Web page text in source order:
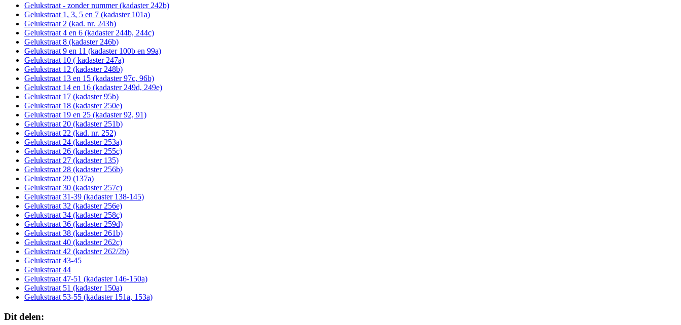
Gelukstraat - zonder nummer (kadaster 242b)
Gelukstraat 1, 3, 5 en 7 (kadaster 101a)
Gelukstraat 2 (kad. nr. 243b)
Gelukstraat 4 en 6 (kadaster 244b, 244c)
Gelukstraat 8 (kadaster 246b)
Gelukstraat 9 en 11 (kadaster 100b en 99a)
Gelukstraat 10 ( kadaster 247a)
Gelukstraat 12 (kadaster 248b)
Gelukstraat 13 en 15 (kadaster 97c, 96b)
Gelukstraat 14 en 16 (kadaster 249d, 249e)
Gelukstraat 17 (kadaster 95b)
Gelukstraat 18 (kadaster 250e)
Gelukstraat 19 en 25 (kadaster 92, 91)
Gelukstraat 20 (kadaster 251b)
Gelukstraat 22 (kad. nr. 252)
Gelukstraat 24 (kadaster 253a)
Gelukstraat 26 (kadaster 255c)
Gelukstraat 27 (kadaster 135)
Gelukstraat 28 (kadaster 256b)
Gelukstraat 29 (137a)
Gelukstraat 30 (kadaster 257c)
Gelukstraat 31-39 (kadaster 138-145)
Gelukstraat 32 (kadaster 256e)
Gelukstraat 34 (kadaster 258c)
Gelukstraat 36 (kadaster 259d)
Gelukstraat 38 (kadaster 261b)
Gelukstraat 40 (kadaster 262c)
Gelukstraat 42 (kadaster 262/2b)
Gelukstraat 43-45
Gelukstraat 44
Gelukstraat 47-51 (kadaster 146-150a)
Gelukstraat 51 (kadaster 150a)
Gelukstraat 53-55 (kadaster 151a, 153a)
Dit delen: